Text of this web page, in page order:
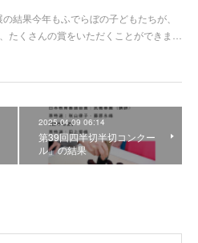
結果今年もふでらぼの子どもたちが、
たくさんの賞をいただくことができま…
2025.04.09 06:14
第39回四半切半切コンクー
ル」の結果